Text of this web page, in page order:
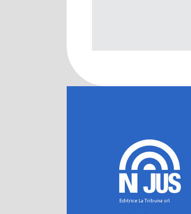
Editrice La Tribuna srl